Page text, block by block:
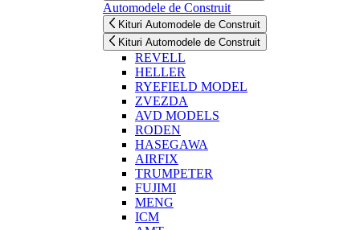
Automodele de Construit
Kituri Automodele de Construit
Kituri Automodele de Construit
REVELL
HELLER
RYEFIELD MODEL
ZVEZDA
AVD MODELS
RODEN
HASEGAWA
AIRFIX
TRUMPETER
FUJIMI
MENG
ICM